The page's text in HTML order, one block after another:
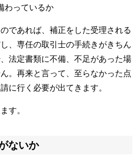
わっているか
であれば、補正をした受理される
、専任の取引士の手続きがきちん
法定書類に不備、不足があった場
。再来と言って、至らなかった点
に行く必要が出てきます。
す。
ないか